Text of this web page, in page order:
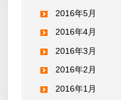
2016年5月
2016年4月
2016年3月
2016年2月
2016年1月